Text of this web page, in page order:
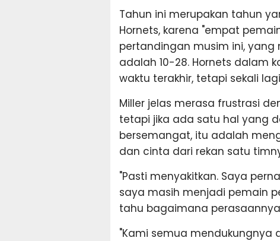
Tahun ini merupakan tahun
Hornets, karena "empat
pertandingan musim ini, yang
adalah 10-28. Hornets dalam
waktu terakhir, tetapi sekali
Miller jelas merasa frustrasi
tetapi jika ada satu hal yang
bersemangat, itu adalah
dan cinta dari rekan satu
"Pasti menyakitkan. Saya
saya masih menjadi pemain
tahu bagaimana
"Kami semua mendukungnya